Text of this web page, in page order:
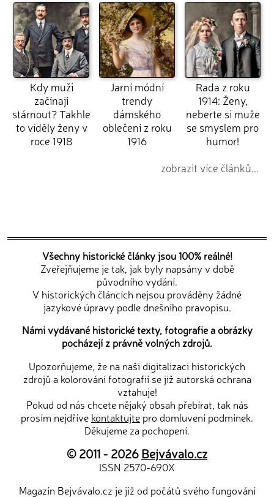
Kdy muži
začínají
stárnout? Takhle
to viděly ženy v
roce 1918
Jarní módní
trendy
dámského
oblečení z roku
1916
Rada z roku
1914: Ženy,
neberte si muže
se smyslem pro
humor!
zobrazit více článků...
Všechny historické články jsou 100% reálné!
Zveřejňujeme je tak, jak byly napsány v době
původního vydání.
V historických článcích nejsou prováděny žádné
jazykové úpravy podle dnešního pravopisu.
Námi vydávané historické texty, fotografie a obrázky
pocházejí z právně volných zdrojů.
Upozorňujeme, že na naši digitalizaci historických
zdrojů a kolorování fotografií se již autorská ochrana
vztahuje!
Pokud od nás chcete nějaký obsah přebírat, tak nás
prosím nejdříve kontaktujte pro domluvení podmínek.
Děkujeme za pochopení.
© 2011 - 2026Bejvávalo.cz
ISSN 2570-690X
Magazín Bejvávalo.cz je již od počátů svého fungování